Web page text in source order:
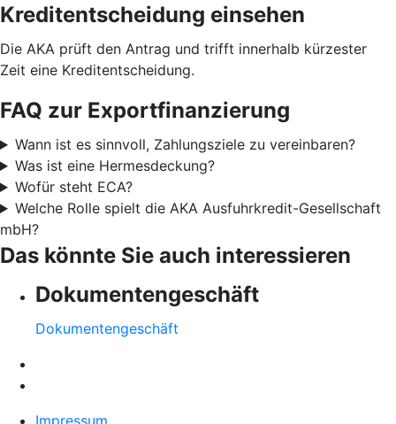
Kreditentscheidung einsehen
Die AKA prüft den Antrag und trifft innerhalb kürzester
Zeit eine Kreditentscheidung.
FAQ zur Exportfinanzierung
Wann ist es sinnvoll, Zahlungsziele zu vereinbaren?
Was ist eine Hermesdeckung?
Wofür steht ECA?
Welche Rolle spielt die AKA Ausfuhrkredit-Gesellschaft
mbH?
Das könnte Sie auch interessieren
Dokumentengeschäft
Dokumentengeschäft